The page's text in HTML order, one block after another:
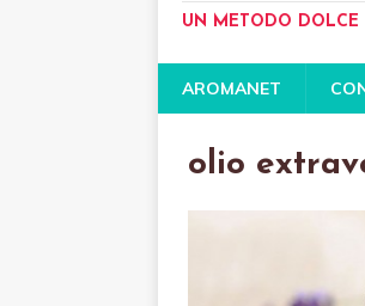
UN METODO DOLCE
AROMANET
olio